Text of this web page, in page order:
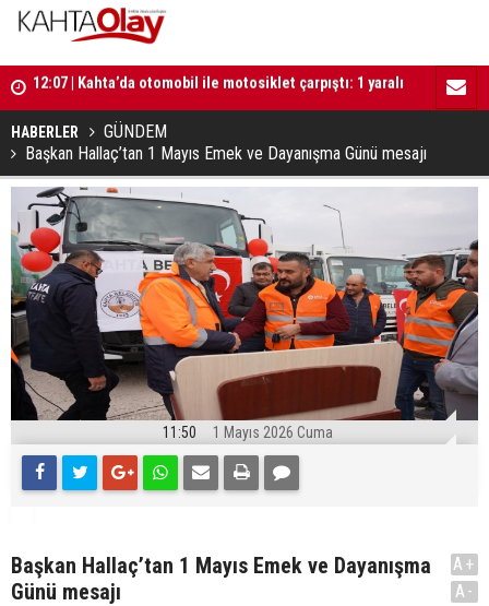
12:07 | Kahta’da otomobil ile motosiklet çarpıştı: 1 yaralı
12:02 | Başkan Hallaç, Gençlik Merkezi inşaatında
incelemelerde bulundu
12:01 |
HABERLER
GÜNDEM
Başkan Hallaç’tan 1 Mayıs Emek ve Dayanışma Günü mesajı
11:50 1 Mayıs 2026 Cuma
Başkan Hallaç’tan 1 Mayıs Emek ve Dayanışma
Günü mesajı
A+
A-